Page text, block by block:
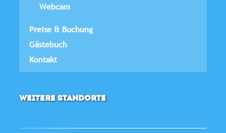
Webcam
Preise & Buchung
Gästebuch
Kontakt
WEITERE STANDORTE